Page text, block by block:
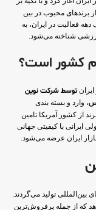
برندهای محبوب در بین
فعالیت در ایران، به
ورزشی شناخته می‌شود.
کشور است؟
ایران توسط شرکت نوین
، وارد و بسته بندی
از کشور آمریکا تامین
ایرانی با کیفیتی جهانی
ایران عرضه می‌شود.
بین‌المللی تولید می‌گردند.
که از جمله پرفروش‌ترین